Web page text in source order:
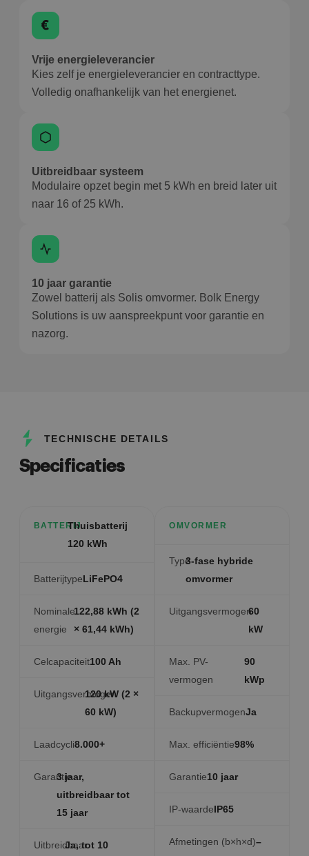
Vrije energieleverancier
Kies zelf je energieleverancier en contracttype.
Volledig onafhankelijk van het energienet.
Uitbreidbaar systeem
Modulaire opzet begin met 5 kWh en breid later uit
naar 16 of 25 kWh.
10 jaar garantie
Zowel batterij als Solis omvormer. Bolk Energy
Solutions is uw aanspreekpunt voor garantie en
nazorg.
TECHNISCHE DETAILS
Specificaties
BATTERIJThuisbatterij
120 kWh
BatterijtypeLiFePO4
Nominale
energie
122,88 kWh (2
× 61,44 kWh)
Celcapaciteit100 Ah
Uitgangsvermogen
120 kW (2 ×
60 kW)
Laadcycli8.000+
Garantie
3 jaar,
uitbreidbaar tot
15 jaar
UitbreidbaarJa, tot 10
OMVORMER
Type3-fase hybride
omvormer
Uitgangsvermogen60
kW
Max. PV-
vermogen
90
kWp
BackupvermogenJa
Max. efficiëntie98%
Garantie10 jaar
IP-waardeIP65
Afmetingen (b×h×d)–